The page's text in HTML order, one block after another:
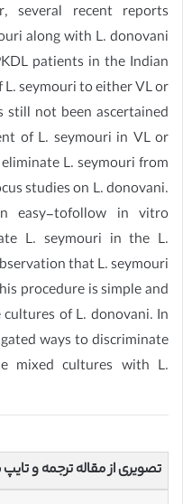
several recent reports
along with L. donovani
patients in the Indian
seymouri to either VL or
still not been ascertained
of L. seymouri in VL or
L. seymouri from
studies on L. donovani.
easy-tofollow in vitro
L. seymouri in the L.
that L. seymouri
procedure is simple and
of L. donovani. In
ways to discriminate
mixed cultures with L.
تصویری از مقاله ترجمه و